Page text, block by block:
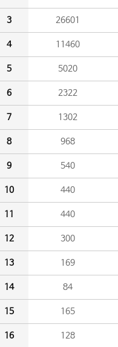
3 26601
4 11460
5 5020
6 2322
7 1302
8 968
9 540
10 440
11 440
12 300
13 169
14 84
15 165
16 128